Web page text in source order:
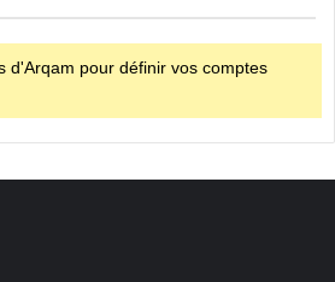
d'Arqam pour définir vos comptes